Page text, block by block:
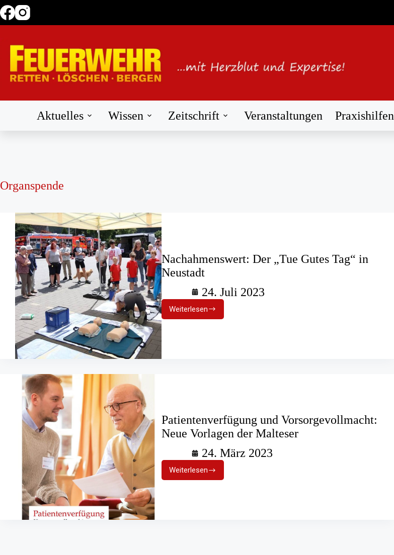
Zum
Inhalt
Aktuelles Wissen Zeitschrift Veranstaltungen Praxishilfen
Organspende
Nachahmenswert: Der „Tue Gutes Tag“ in
Neustadt
24. Juli 2023
WeiterlesenNachahmenswert:
Der
Patientenverfügung und Vorsorgevollmacht:
Neue Vorlagen der Malteser
24. März 2023
WeiterlesenPatientenverfügung
und